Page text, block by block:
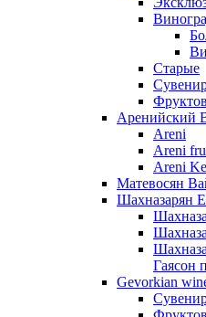
Старые
Аренийский
Areni
Areni
Areni
Матевосян
Шахназарян
Гаясон
Gevorkian